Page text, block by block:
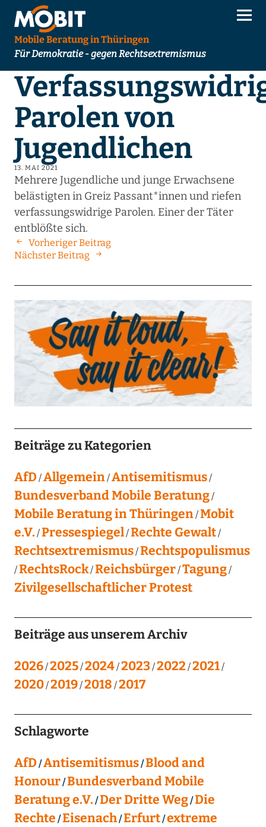
Mobile Beratung in Thüringen
Für Demokratie - gegen Rechtsextremismus
Parolen von
Jugendlichen
13. MAI 2021
Mehrere Jugendliche und junge Erwachsene
belästigten in Greiz Passant*innen und riefen
verfassungswidrige Parolen. Einer der Täter
entblößte sich.
Vorheriger Beitrag
Nächster Beitrag
Beiträge zu Kategorien
AfD Allgemein Antisemitismus
Bundesverband Mobile Beratung
Mobile Beratung in Thüringen Mobit
e.V. Pressespiegel Rechte Gewalt
Rechtsextremismus Rechtspopulismus
RechtsRock Reichsbürger Tagung
Zivilgesellschaftlicher Protest
Beiträge aus unserem Archiv
2026 2025 2024 2023 2022 2021
2020 2019 2018 2017
Schlagworte
AfD Antisemitismus Blood and
Honour Bundesverband Mobile
Beratung e.V. Der Dritte Weg Die
Rechte Eisenach Erfurt extreme